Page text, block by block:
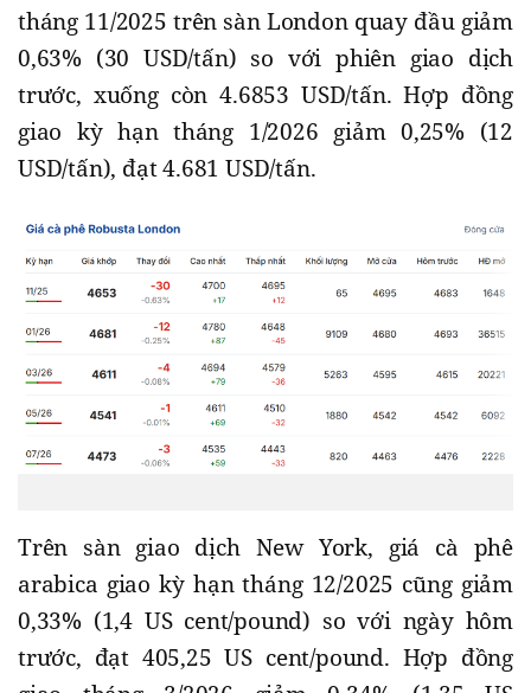
tháng 11/2025 trên sàn London quay đầu giảm
0,63% (30 USD/tấn) so với phiên giao dịch
trước, xuống còn 4.6853 USD/tấn. Hợp đồng
giao kỳ hạn tháng 1/2026 giảm 0,25% (12
USD/tấn), đạt 4.681 USD/tấn.
Trên sàn giao dịch New York, giá cà phê
arabica giao kỳ hạn tháng 12/2025 cũng giảm
0,33% (1,4 US cent/pound) so với ngày hôm
trước, đạt 405,25 US cent/pound. Hợp đồng